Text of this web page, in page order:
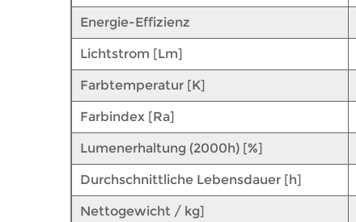
Energie-Effizienz
Lichtstrom [Lm]
Farbtemperatur [K]
Farbindex [Ra]
Lumenerhaltung (2000h) [%]
Durchschnittliche Lebensdauer [h]
Nettogewicht / kg]